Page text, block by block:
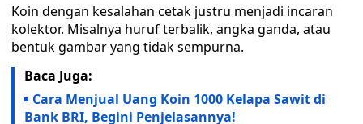
Koin dengan kesalahan cetak justru menjadi incaran
kolektor. Misalnya huruf terbalik, angka ganda, atau
bentuk gambar yang tidak sempurna.
Baca Juga:
Cara Menjual Uang Koin 1000 Kelapa Sawit di
Bank BRI, Begini Penjelasannya!